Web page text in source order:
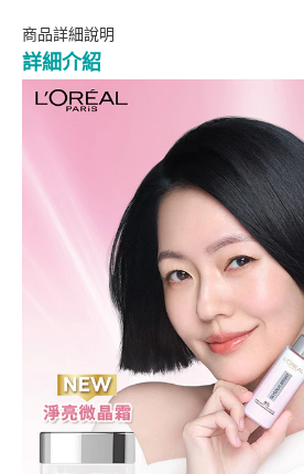
商品詳細說明
詳細介紹